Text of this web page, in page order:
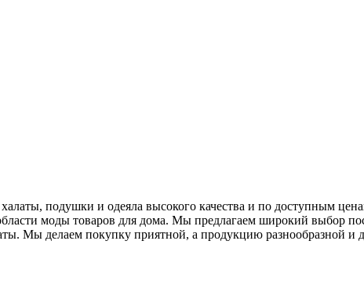
подушки и одеяла высокого качества и по доступным
моды товаров для дома. Мы предлагаем широкий выбор
Мы делаем покупку приятной, а продукцию разнообразной и